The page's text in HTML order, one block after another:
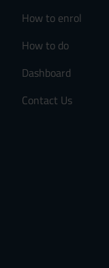
How to enrol
How to do
Dashboard
Contact Us